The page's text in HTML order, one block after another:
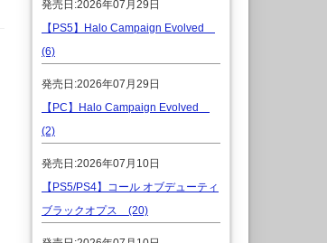
発売日:2026年07月29日
【PS5】Halo Campaign Evolved
(6)
発売日:2026年07月29日
【PC】Halo Campaign Evolved
(2)
発売日:2026年07月10日
【PS5/PS4】コール オブデューティ
ブラックオプス (20)